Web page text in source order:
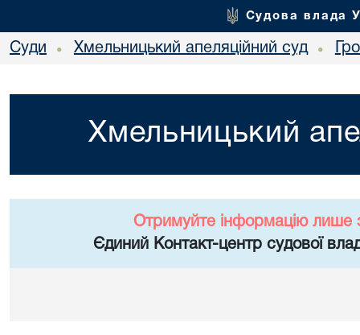
Судова влада
Суди • Хмельницький апеляційний суд •
Хмельницький
Отримуйте інформацію лише
Єдиний Контакт-центр судової